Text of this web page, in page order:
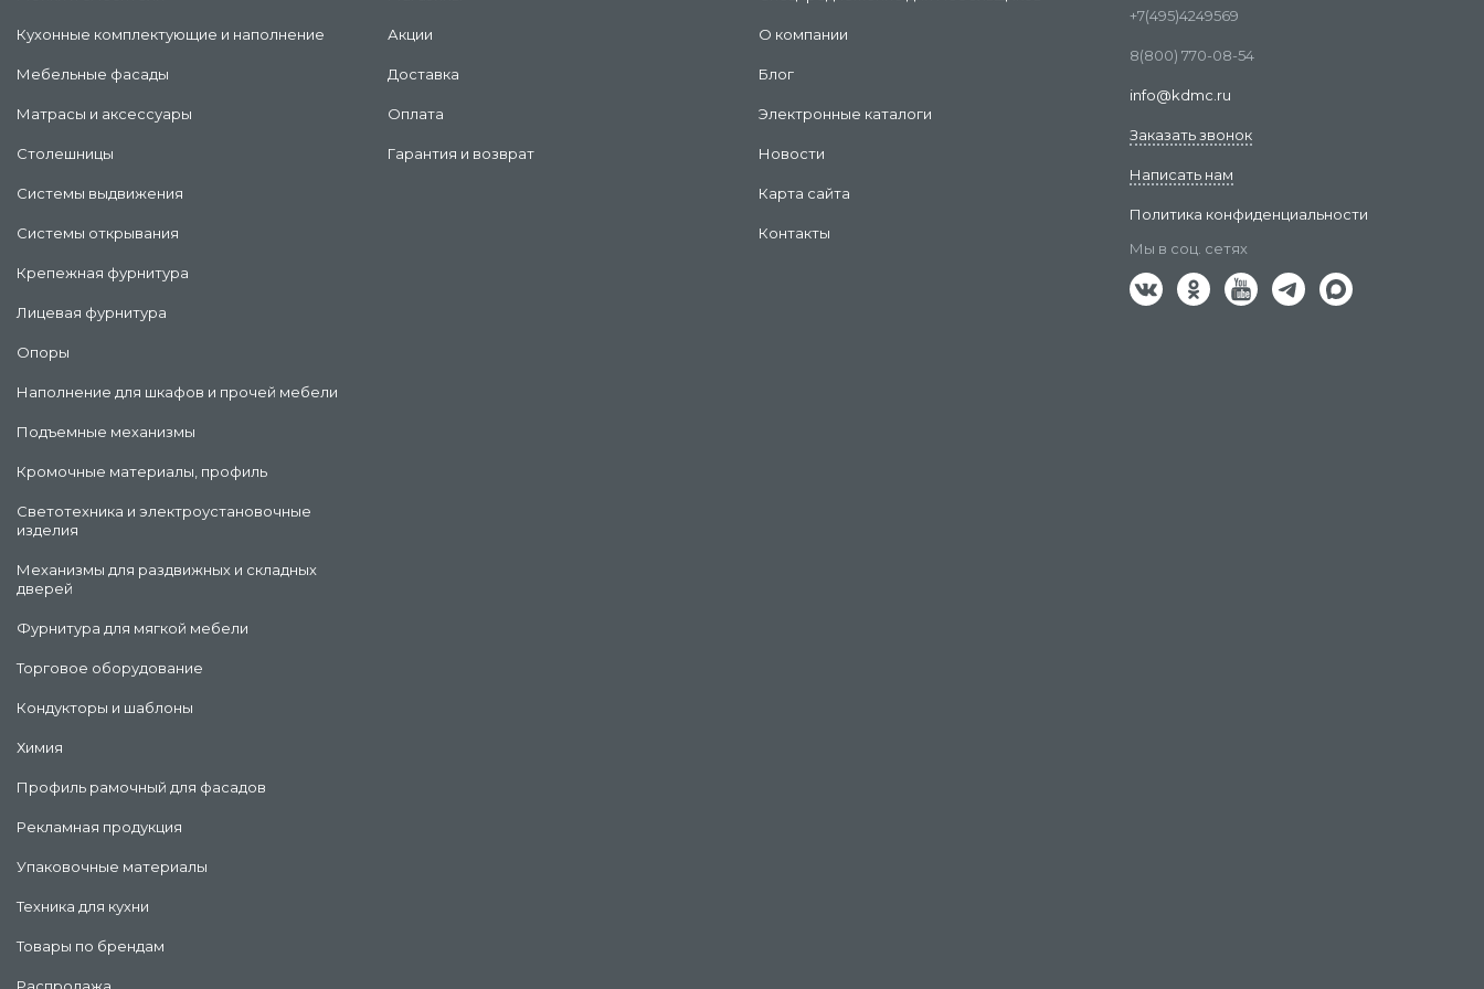
Кухонные комплектующие и наполнение
Мебельные фасады
Матрасы и аксессуары
Столешницы
Системы выдвижения
Системы открывания
Крепежная фурнитура
Лицевая фурнитура
Опоры
Наполнение для шкафов и прочей мебели
Подъемные механизмы
Кромочные материалы, профиль
Светотехника и электроустановочные
изделия
Механизмы для раздвижных и складных
дверей
Фурнитура для мягкой мебели
Торговое оборудование
Кондукторы и шаблоны
Химия
Профиль рамочный для фасадов
Рекламная продукция
Упаковочные материалы
Техника для кухни
Товары по брендам
Акции
Доставка
Оплата
Гарантия и возврат
О компании
Блог
Электронные каталоги
Новости
Карта сайта
Контакты
+7(495)4249569
8(800) 770-08-54
info@kdmc.ru
Заказать звонок
Написать нам
Политика конфиденциальности
Мы в соц. сетях